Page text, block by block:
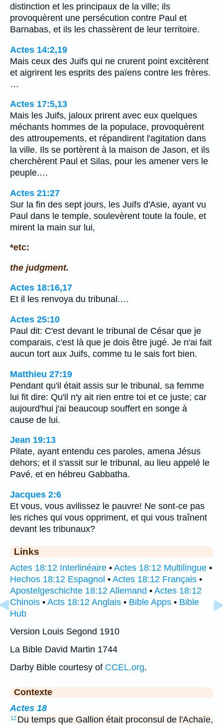
distinction et les principaux de la ville; ils
provoquèrent une persécution contre Paul et
Barnabas, et ils les chassèrent de leur territoire.
Actes 14:2,19
Mais ceux des Juifs qui ne crurent point excitèrent
et aigrirent les esprits des païens contre les frères.
…
Actes 17:5,13
Mais les Juifs, jaloux prirent avec eux quelques
méchants hommes de la populace, provoquèrent
des attroupements, et répandirent l'agitation dans
la ville. Ils se portèrent à la maison de Jason, et ils
cherchèrent Paul et Silas, pour les amener vers le
peuple.…
Actes 21:27
Sur la fin des sept jours, les Juifs d'Asie, ayant vu
Paul dans le temple, soulevèrent toute la foule, et
mirent la main sur lui,
*etc:
the judgment.
Actes 18:16,17
Et il les renvoya du tribunal.…
Actes 25:10
Paul dit: C'est devant le tribunal de César que je
comparais, c'est là que je dois être jugé. Je n'ai fait
aucun tort aux Juifs, comme tu le sais fort bien.
Matthieu 27:19
Pendant qu'il était assis sur le tribunal, sa femme
lui fit dire: Qu'il n'y ait rien entre toi et ce juste; car
aujourd'hui j'ai beaucoup souffert en songe à
cause de lui.
Jean 19:13
Pilate, ayant entendu ces paroles, amena Jésus
dehors; et il s'assit sur le tribunal, au lieu appelé le
Pavé, et en hébreu Gabbatha.
Jacques 2:6
Et vous, vous avilissez le pauvre! Ne sont-ce pas
les riches qui vous oppriment, et qui vous traînent
devant les tribunaux?
Links
Actes 18:12 Interlinéaire • Actes 18:12 Multilingue •
Hechos 18:12 Espagnol • Actes 18:12 Français •
Apostelgeschichte 18:12 Allemand • Actes 18:12
Chinois • Acts 18:12 Anglais • Bible Apps • Bible
Hub
Version Louis Segond 1910
La Bible David Martin 1744
Darby Bible courtesy of CCEL.org.
Contexte
Actes 18
12 Du temps que Gallion était proconsul de l'Achaïe,